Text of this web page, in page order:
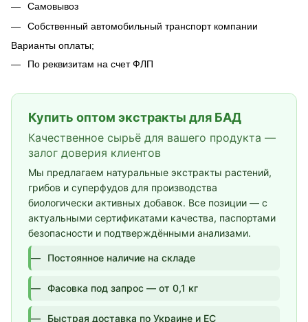
Самовывоз
Собственный автомобильный транспорт компании
Варианты оплаты;
По реквизитам на счет ФЛП
Купить оптом экстракты для БАД
Качественное сырьё для вашего продукта —
залог доверия клиентов
Мы предлагаем натуральные экстракты растений,
грибов и суперфудов для производства
биологически активных добавок. Все позиции — с
актуальными сертификатами качества, паспортами
безопасности и подтверждёнными анализами.
Постоянное наличие на складе
Фасовка под запрос — от 0,1 кг
Быстрая доставка по Украине и ЕС